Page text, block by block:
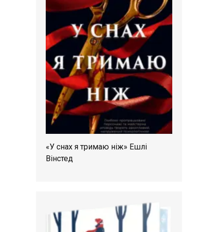
«У снах я тримаю ніж» Ешлі
Вінстед